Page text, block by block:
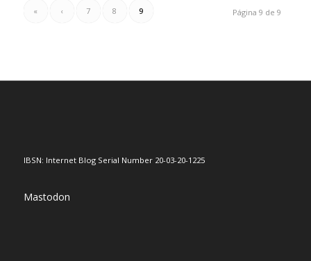
Página 9 de 9
« ‹ 7 8 9
IBSN: Internet Blog Serial Number 20-03-20-1225
Mastodon